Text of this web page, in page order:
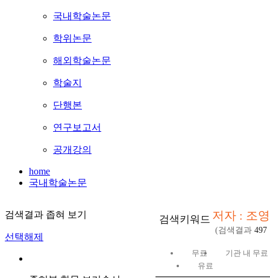
국내학술논문
학위논문
해외학술논문
학술지
단행본
연구보고서
공개강의
home
국내학술논문
검색결과 좁혀 보기
선택해제
검색키워드 저자 : 조
(검색결과 497
무료
기관 내 무료
유료